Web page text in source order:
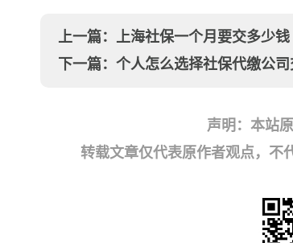
上一篇： 上海社保一个月要交多少钱
下一篇： 个人怎么选择社保代缴公
声明：本站
转载文章仅代表原作者观点，